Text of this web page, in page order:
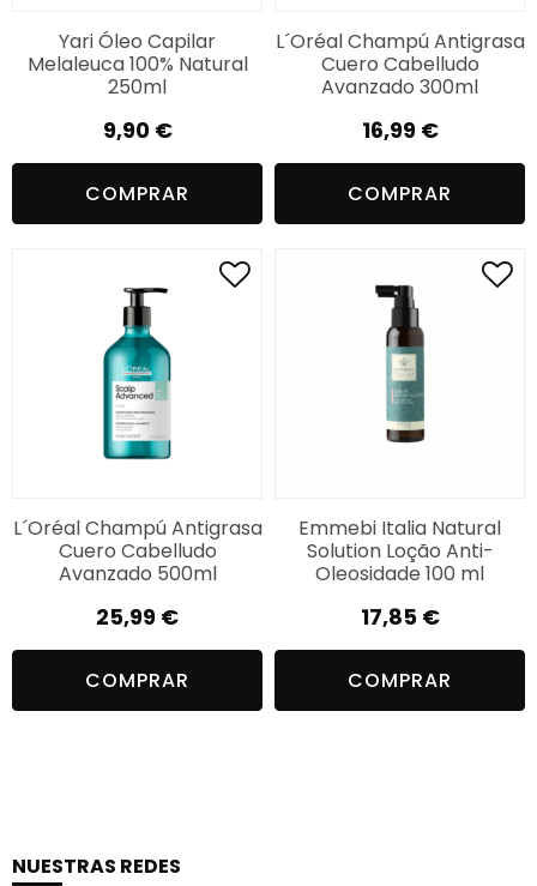
Yari Óleo Capilar
Melaleuca 100% Natural
250ml
9,90 €
COMPRAR
L´Oréal Champú Antigrasa
Cuero Cabelludo
Avanzado 300ml
16,99 €
COMPRAR
L´Oréal Champú Antigrasa
Cuero Cabelludo
Avanzado 500ml
25,99 €
COMPRAR
Emmebi Italia Natural
Solution Loção Anti-
Oleosidade 100 ml
17,85 €
COMPRAR
NUESTRAS REDES